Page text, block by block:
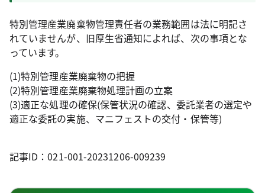
特別管理産業廃棄物管理責任者の業務範囲は法に明記さ
れていませんが、旧厚生省通知によれば、次の事項とな
っています。
(1)特別管理産業廃棄物の把握
(2)特別管理産業廃棄物処理計画の立案
(3)適正な処理の確保(保管状況の確認、委託業者の選定や
適正な委託の実施、マニフェストの交付・保管等)
記事ID：021-001-20231206-009239